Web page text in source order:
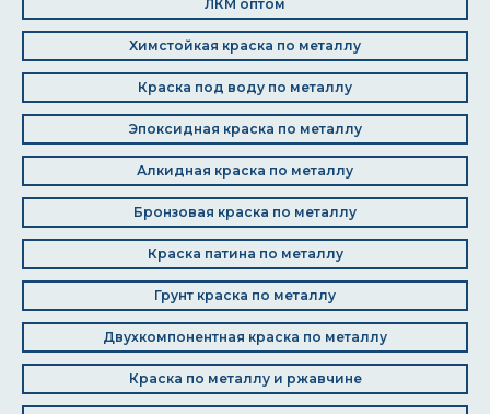
ЛКМ оптом
Химстойкая краска по металлу
Краска под воду по металлу
Эпоксидная краска по металлу
Алкидная краска по металлу
Бронзовая краска по металлу
Краска патина по металлу
Грунт краска по металлу
Двухкомпонентная краска по металлу
Краска по металлу и ржавчине